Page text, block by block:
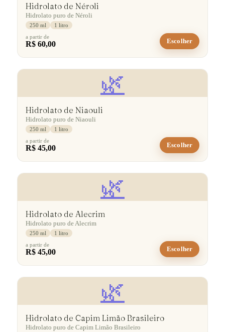
Hidrolato de Néroli
Hidrolato puro de Néroli
250 ml
1 litro
a partir de
R$ 60,00 Escolher
🌿
Hidrolato de Niaouli
Hidrolato puro de Niaouli
250 ml
1 litro
a partir de
R$ 45,00 Escolher
🌿
Hidrolato de Alecrim
Hidrolato puro de Alecrim
250 ml
1 litro
a partir de
R$ 45,00 Escolher
🌿
Hidrolato de Capim Limão Brasileiro
Hidrolato puro de Capim Limão Brasileiro